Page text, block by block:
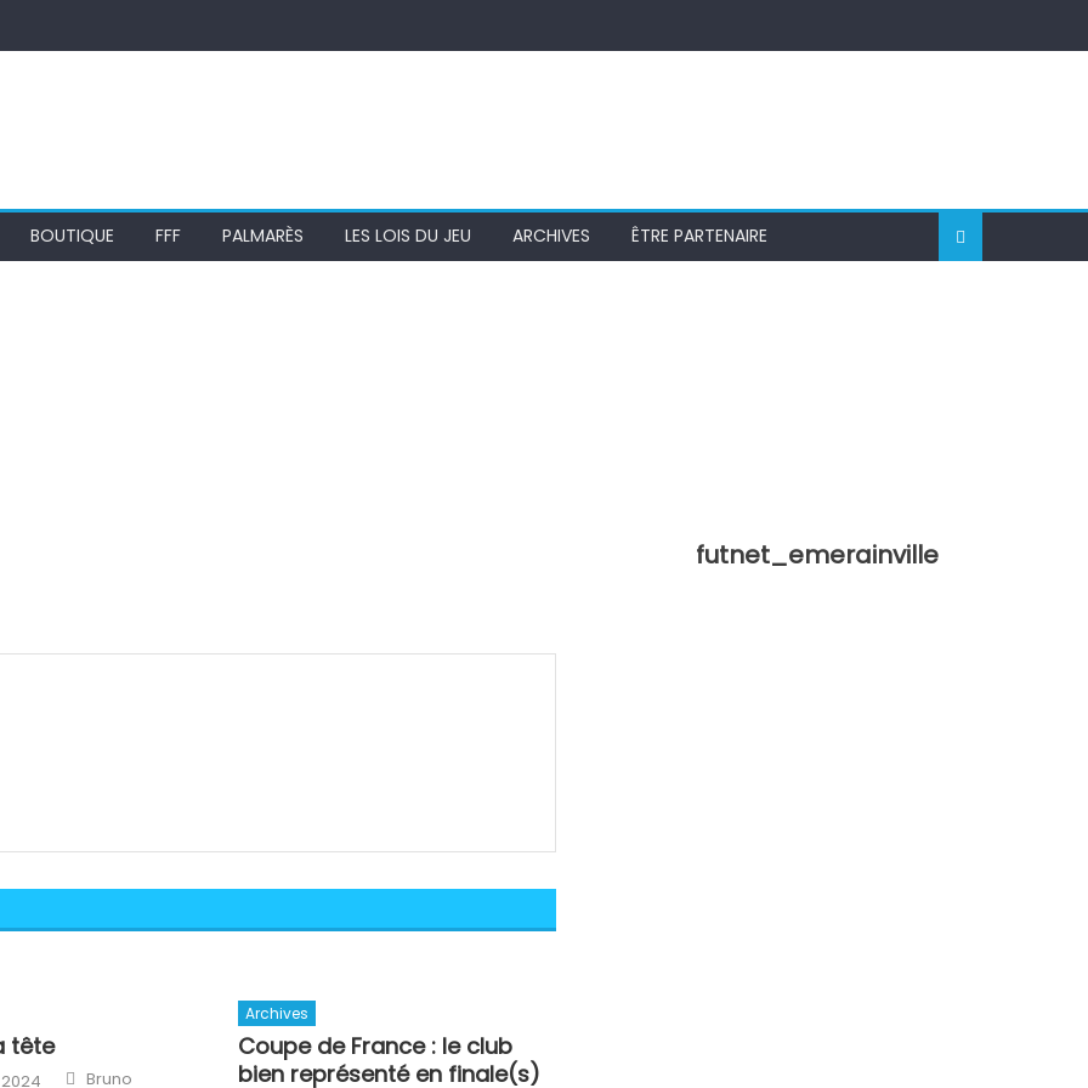
BOUTIQUE FFF PALMARÈS LES LOIS DU JEU ARCHIVES ÊTRE PARTENAIRE
tête
Author
Bruno
Archives
Coupe de France : le club
bien représenté en finale(s)
futnet_emerainville